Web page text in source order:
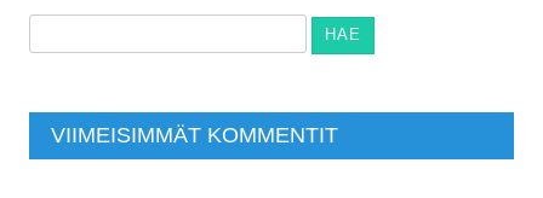
VIIMEISIMMÄT KOMMENTIT